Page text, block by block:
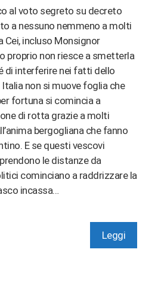
al voto segreto su decreto
a nessuno nemmeno a molti
Cei, incluso Monsignor
proprio non riesce a smetterla
di interferire nei fatti dello
Italia non si muove foglia che
fortuna si comincia a
di rotta grazie a molti
bergogliana che fanno
E se questi vescovi
le distanze da
cominciano a raddrizzare la
incassa…
Leggi